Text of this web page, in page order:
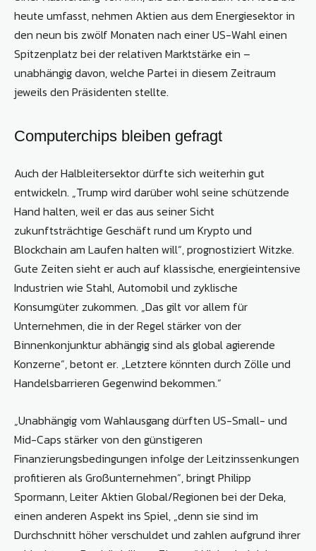
heute umfasst, nehmen Aktien aus dem Energiesektor in
den neun bis zwölf Monaten nach einer US-Wahl einen
Spitzenplatz bei der relativen Marktstärke ein –
unabhängig davon, welche Partei in diesem Zeitraum
jeweils den Präsidenten stellte.
Computerchips bleiben gefragt
Auch der Halbleitersektor dürfte sich weiterhin gut
entwickeln. „Trump wird darüber wohl seine schützende
Hand halten, weil er das aus seiner Sicht
zukunftsträchtige Geschäft rund um Krypto und
Blockchain am Laufen halten will“, prognostiziert Witzke.
Gute Zeiten sieht er auch auf klassische, energieintensive
Industrien wie Stahl, Automobil und zyklische
Konsumgüter zukommen. „Das gilt vor allem für
Unternehmen, die in der Regel stärker von der
Binnenkonjunktur abhängig sind als global agierende
Konzerne“, betont er. „Letztere könnten durch Zölle und
Handelsbarrieren Gegenwind bekommen.“
„Unabhängig vom Wahlausgang dürften US-Small- und
Mid-Caps stärker von den günstigeren
Finanzierungsbedingungen infolge der Leitzinssenkungen
profitieren als Großunternehmen“, bringt Philipp
Spormann, Leiter Aktien Global/Regionen bei der Deka,
einen anderen Aspekt ins Spiel, „denn sie sind im
Durchschnitt höher verschuldet und zahlen aufgrund ihrer